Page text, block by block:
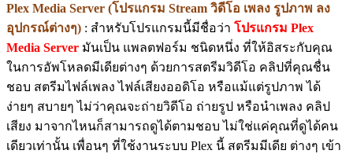
Plex Media Server (โปรแกรม Stream วิดีโอ เพลง รูปภาพ ลง
อุปกรณ์ต่างๆ) : สำหรับโปรแกรมนี้มีชื่อว่า โปรแกรม Plex
Media Server มันเป็น แพลตฟอร์ม ชนิดหนึ่ง ที่ให้อิสระกับคุณ
ในการอัพโหลดมีเดียต่างๆ ด้วยการสตรีมวิดีโอ คลิปที่คุณชื่น
ชอบ สตรีมไฟล์เพลง ไฟล์เสียงออดิโอ หรือแม้แต่รูปภาพ ได้
ง่ายๆ สบายๆ ไม่ว่าคุณจะถ่ายวิดีโอ ถ่ายรูป หรือนำเพลง คลิป
เสียง มาจากไหนก็สามารถดูได้ตามชอบ ไม่ใช่แค่คุณที่ดูได้คน
เดียวเท่านั้น เพื่อนๆ ที่ใช้งานระบบ Plex นี้ สตรีมมีเดีย ต่างๆ เข้า